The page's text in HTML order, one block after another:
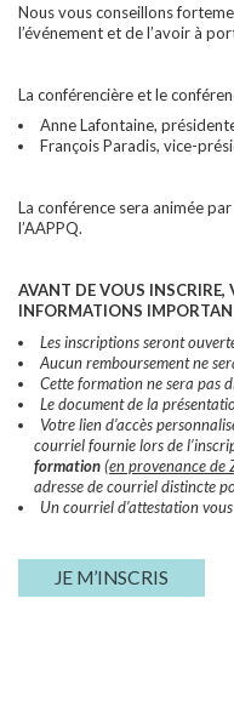
Nous vous conseillons
l’événement et de l’avoir à
La conférencière et le
Anne Lafontaine,
François Paradis, vice-
La conférence sera animée
l’AAPPQ.
AVANT DE VOUS INSCRIRE,
INFORMATIONS
Les inscriptions seront
Aucun remboursement ne
Cette formation ne sera pas
Le document de la
Votre lien d’accès
courriel fournie lors de
formation(en provenance de
adresse de courriel distincte
Un courriel d’attestation
JE M’INSCRIS